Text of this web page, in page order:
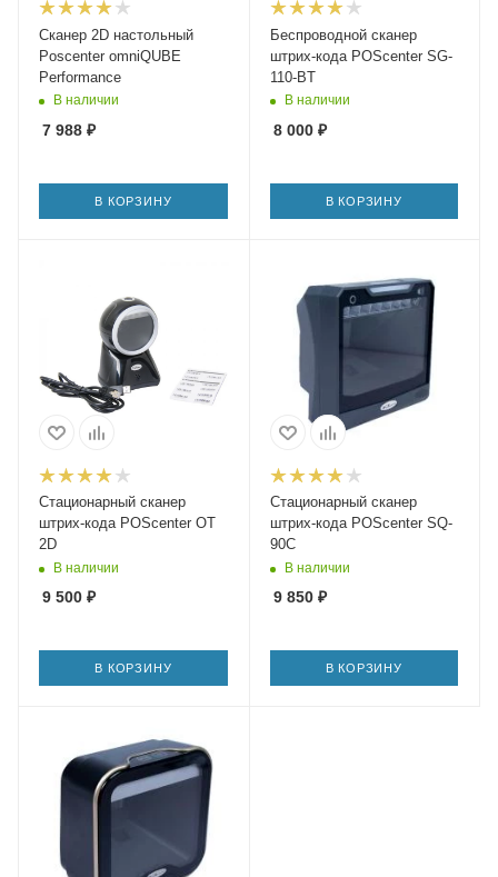
Сканер 2D настольный
Poscenter omniQUBE
Performance
В наличии
7 988 ₽
В КОРЗИНУ
Беспроводной сканер
штрих-кода POScenter SG-
110-BT
В наличии
8 000₽
В КОРЗИНУ
Стационарный сканер
штрих-кода POScenter OT
2D
В наличии
9 500 ₽
В КОРЗИНУ
Стационарный сканер
штрих-кода POScenter SQ-
90C
В наличии
9 850₽
В КОРЗИНУ